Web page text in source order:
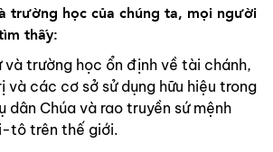
trường học của chúng ta, mọi người
thấy:
và trường học ổn định về tài chánh,
và các cơ sở sử dụng hữu hiệu trong
dân Chúa và rao truyền sứ mệnh
tô trên thế giới.